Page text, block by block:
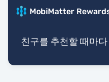
MobiMatter
친구를 추천할 때마